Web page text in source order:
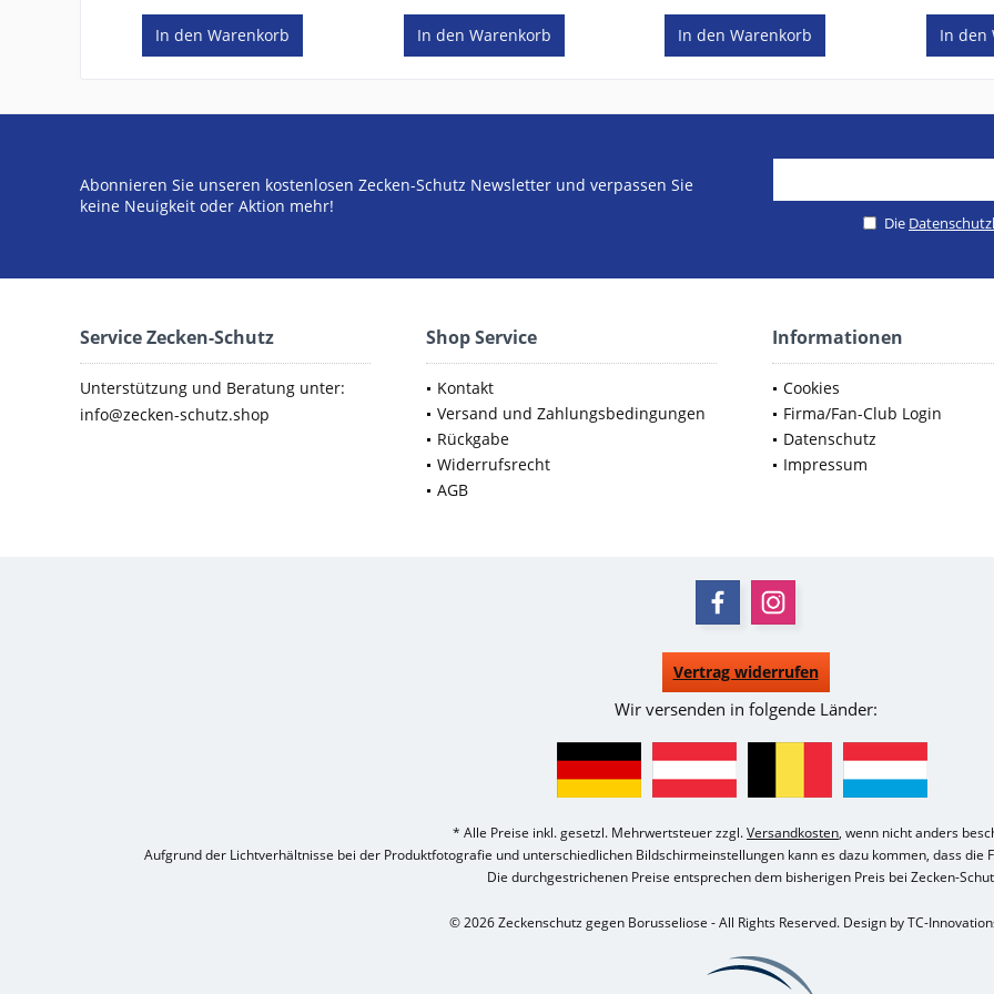
In den Warenkorb In den Warenkorb In den Warenkorb In den
Abonnieren Sie unseren kostenlosen Zecken-Schutz Newsletter und verpassen Sie
keine Neuigkeit oder Aktion mehr!
Die
Service Zecken-Schutz
Unterstützung und Beratung unter:
info@zecken-schutz.shop
Shop Service
Kontakt
Versand und Zahlungsbedingungen
Rückgabe
Widerrufsrecht
AGB
Informationen
Cookies
Firma/Fan-Club Login
Datenschutz
Impressum
Vertrag widerrufen
Wir versenden in folgende Länder:
* Alle Preise inkl. gesetzl. Mehrwertsteuer zzgl.Versandkosten, wenn nicht anders
Aufgrund der Lichtverhältnisse bei der Produktfotografie und unterschiedlichen Bildschirmeinstellungen kann es dazu kommen, dass
Die durchgestrichenen Preise entsprechen dem bisherigen Preis bei Zecken-
© 2026 Zeckenschutz gegen Borusseliose - All Rights Reserved. Design byTC-